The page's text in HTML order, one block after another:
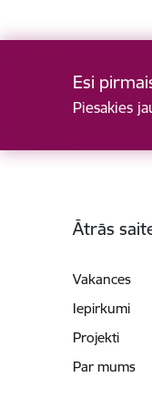
Esi
Piesakies
Ātrās
Vakances
Iepirkumi
Projekti
Par mums